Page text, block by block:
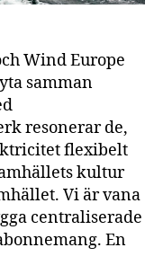
Wind Europe
samman
resonerar de,
flexibelt
kultur
Vi är vana
centraliserade
En